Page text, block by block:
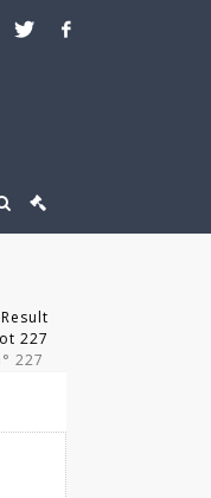
Result
227
227